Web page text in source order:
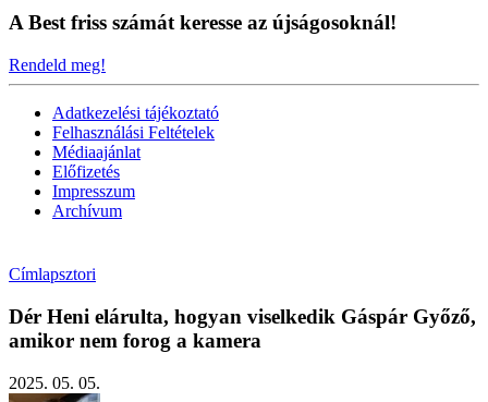
A Best friss számát keresse az újságosoknál!
Rendeld meg!
Adatkezelési tájékoztató
Felhasználási Feltételek
Médiaajánlat
Előfizetés
Impresszum
Archívum
Címlapsztori
Dér Heni elárulta, hogyan viselkedik Gáspár Győző,
amikor nem forog a kamera
2025. 05. 05.